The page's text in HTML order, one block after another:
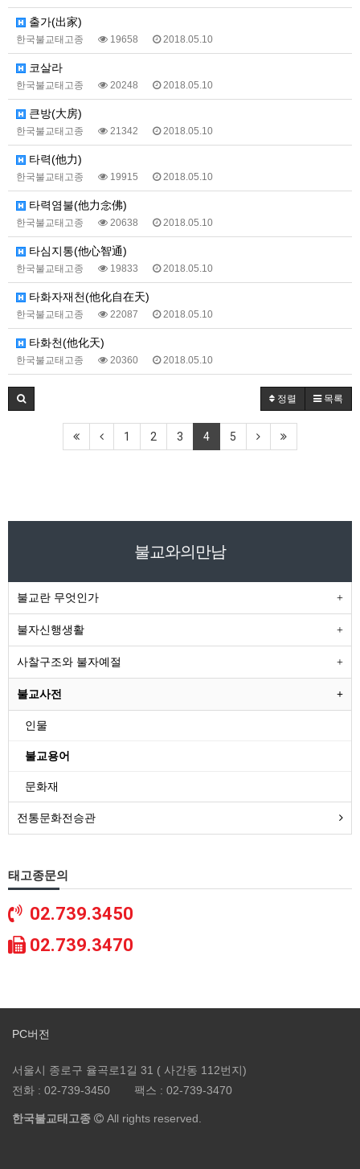
출가(出家)
한국불교태고종 19658 2018.05.10
코살라
한국불교태고종 20248 2018.05.10
큰방(大房)
한국불교태고종 21342 2018.05.10
타력(他力)
한국불교태고종 19915 2018.05.10
타력염불(他力念佛)
한국불교태고종 20638 2018.05.10
타심지통(他心智通)
한국불교태고종 19833 2018.05.10
타화자재천(他化自在天)
한국불교태고종 22087 2018.05.10
타화천(他化天)
한국불교태고종 20360 2018.05.10
정렬 목록
1 2 3 4 5
불교와의만남
불교란 무엇인가
불자신행생활
사찰구조와 불자예절
불교사전
인물
불교용어
문화재
전통문화전승관
태고종문의
02.739.3450
02.739.3470
PC버전
서울시 종로구 율곡로1길 31 ( 사간동 112번지)
전화 : 02-739-3450 팩스 : 02-739-3470
한국불교태고종 All rights reserved.